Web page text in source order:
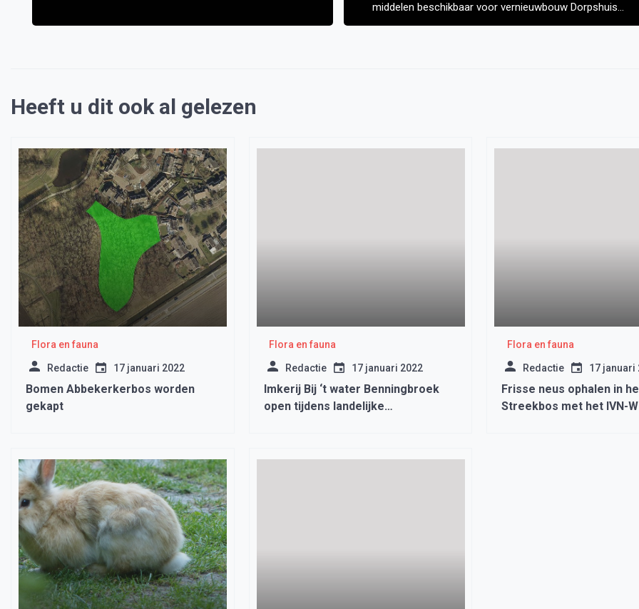
middelen beschikbaar voor vernieuwbouw Dorpshuis
Abbekerk’
Heeft u dit ook al gelezen
Flora en fauna
Redactie 17 januari 2022
Bomen Abbekerkerbos worden
gekapt
Flora en fauna
Redactie 17 januari 2022
Imkerij Bij ‘t water Benningbroek
open tijdens landelijke
Flora en fauna
Redactie 17 januari
Frisse neus ophalen in
Streekbos met het IVN-